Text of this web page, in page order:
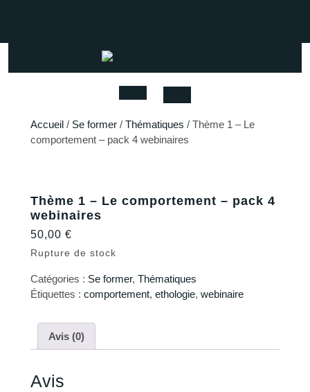
Open
Button
Accueil / Se former / Thématiques / Thème 1 – Le
comportement – pack 4 webinaires
Thème 1 – Le comportement – pack 4
webinaires
50,00 €
Rupture de stock
Catégories : Se former, Thématiques
Étiquettes : comportement, ethologie, webinaire
Avis (0)
Avis